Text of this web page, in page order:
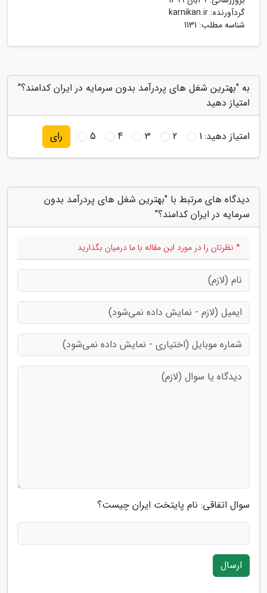
گردآورنده: karnikan.ir
شناسه مطلب: 1131
به "بهترین شغل های پردرآمد بدون سرمایه در ایران کدامند؟"
امتیاز دهید
امتیاز دهید:1
2
3
4
5 رای
دیدگاه های مرتبط با "بهترین شغل های پردرآمد بدون
سرمایه در ایران کدامند؟"
* نظرتان را در مورد این مقاله با ما درمیان بگذارید
سوال اتفاقی: نام پایتخت ایران چیست؟
ارسال